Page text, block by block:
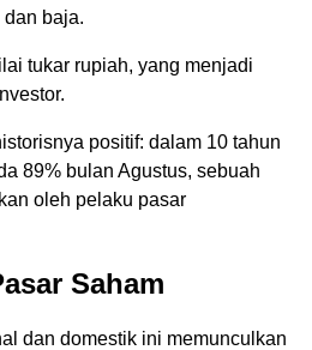
baja.
tukar rupiah, yang menjadi
positif: dalam 10 tahun
89% bulan Agustus, sebuah
oleh pelaku pasar
Saham
dan domestik ini memunculkan